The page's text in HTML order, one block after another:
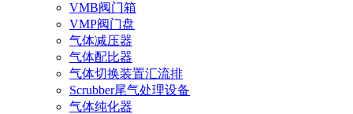
VMB阀门箱
VMP阀门盘
气体减压器
气体配比器
气体切换装置汇流排
Scrubber尾气处理设备
气体纯化器